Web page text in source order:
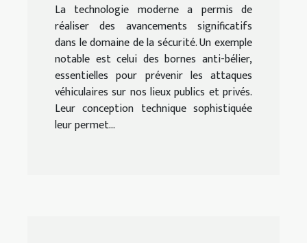
La technologie moderne a permis de
réaliser des avancements significatifs
dans le domaine de la sécurité. Un exemple
notable est celui des bornes anti-bélier,
essentielles pour prévenir les attaques
véhiculaires sur nos lieux publics et privés.
Leur conception technique sophistiquée
leur permet...